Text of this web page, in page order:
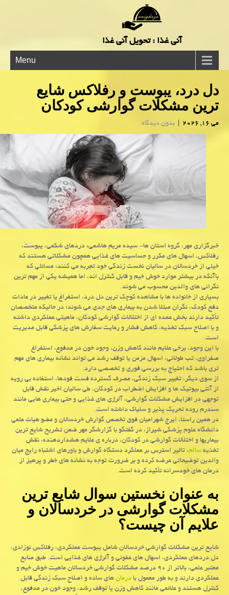
آنی غذا : تحویل آنی غذا
Menu
دل درد، یبوست و رفلاکس شایع
ترین مشکلات گوارشی کودکان
می 16, 2026 | بدون دیدگاه
خبرگزاری مهر، گروه استان ها- سیده مریم هاشمی: دردهای شکمی، یبوست،
رفلاکس، اسهال های مکرر و حساسیت های غذایی همچون مشکلاتی هستند که
خیلی از خردسالان در سالیان نخست زندگی خود تجربه می کنند؛ مسائلی که
باآنکه در بیشتر موارد خوش خیم و قابل کنترل اند، اما همیشه یکی از مهم ترین
نگرانی های والدین محسوب می شوند.
بسیاری از خانواده ها با مشاهده کوچک ترین دل درد، استفراغ یا تغییر در عادات
دفع کودک، نگران مبتلا شدن به بیماری های جدی می شوند؛ در حالیکه متخصصان
تأکید دارند بخش عمده ای از اختلالات گوارشی کودکان، ماهیتی عملکردی داشته
و با اصلاح سبک تغذیه، کاهش فشار و رعایت سفارش های پزشکی قابل مدیریت
است.
با این وجود، برخی علایم مانند کاهش وزن، وجود خون در مدفوع، استفراغ
صفراوی، تب طولانی، اسهال مزمن یا توقف رشد می تواند نشانه بیماری های مهم
تری باشد که احتیاج به بررسی فوری و تخصصی دارد.
از سوی دیگر، تغییر سبک زندگی، مصرف گسترده فست فودها، استفاده بی رویه
از آنتی بیوتیک ها و افزایش اضطراب در کودکان، طی سالیان اخیر نقش قابل
توجهی در افزایش مشکلات گوارشی، آلرژی های غذایی و حتی بیماری هایی مانند
سندرم روده تحریک پذیر و سلیاک داشته است.
در همین راستا، ایرج شهرامیان فوق تخصص گوارش خردسالان و عضو هیات علمی
دانشگاه علوم پزشکی شیراز، در گفتگو با گزارشگر مهر ضمن تشریح شایع ترین
بیماریها و اختلالات گوارشی در کودکان، درباره ی علایم هشداردهنده، نقش
تغذیهسالم، تاثیر استرس بر عملکرد دستگاه گوارش و باورهای اشتباه رایج میان
والدین توضیحاتی عرضه کرده و بر ضرورت توجه به نشانه های خطر و پرهیز از
درمان های خودسرانه تأکید کرده است.
به عنوان نخستین سوال شایع ترین
مشکلات گوارشی در خردسالان و
علایم آن چیست؟
شایع ترین مشکلات گوارشی خردسالان شامل یبوست عملکردی، رفلاکس نوزادی،
دل دردهای عملکردی، اسهال های عفونی و آلرژی های غذایی است. طبق منابع
معتبر علمی، بالاتر از ۹۰ درصد مشکلات گوارشی خردسالان ماهیت خوش خیم و
عملکردی دارند و به طور معمول بادرمانهای ساده و اصلاح سبک زندگی قابل
کنترل هستند و علائمی مانند کاهش وزن یا توقف رشد، وجود خون در مدفوع،